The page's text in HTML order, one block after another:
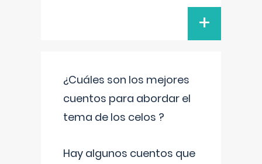
+
¿Cuáles son los mejores
cuentos para abordar el
tema de los celos ?
Hay algunos cuentos que